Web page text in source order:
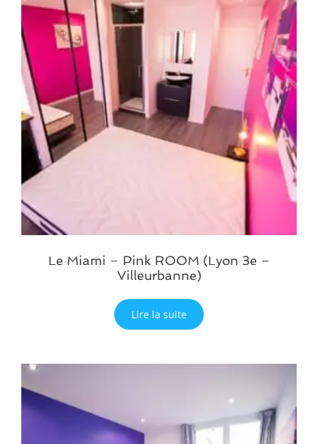
Le Miami – Pink ROOM (Lyon 3e –
Villeurbanne)
Lire la suite